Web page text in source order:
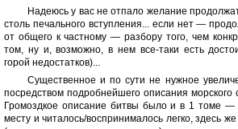
Надеюсь у вас не отпало желание
столь печального вступления... если нет —
от общего к частному — разбору того, чем
том, ну и, возможно, в нем все-таки есть
горой недостатков)...
Существенное и по сути не нужное
посредством подробнейшего описания морского
Громоздкое описание битвы было и в 1 томе —
месту и читалось/воспринималось легко, здесь